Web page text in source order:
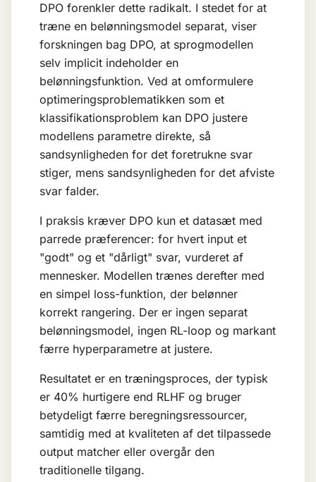
DPO forenkler dette radikalt. I stedet for at
træne en belønningsmodel separat, viser
forskningen bag DPO, at sprogmodellen
selv implicit indeholder en
belønningsfunktion. Ved at omformulere
optimeringsproblematikken som et
klassifikationsproblem kan DPO justere
modellens parametre direkte, så
sandsynligheden for det foretrukne svar
stiger, mens sandsynligheden for det afviste
svar falder.
I praksis kræver DPO kun et datasæt med
parrede præferencer: for hvert input et
"godt" og et "dårligt" svar, vurderet af
mennesker. Modellen trænes derefter med
en simpel loss-funktion, der belønner
korrekt rangering. Der er ingen separat
belønningsmodel, ingen RL-loop og markant
færre hyperparametre at justere.
Resultatet er en træningsproces, der typisk
er 40% hurtigere end RLHF og bruger
betydeligt færre beregningsressourcer,
samtidig med at kvaliteten af det tilpassede
output matcher eller overgår den
traditionelle tilgang.